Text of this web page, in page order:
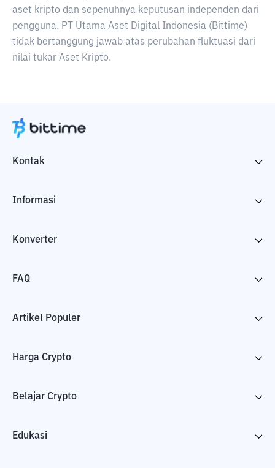
aset kripto dan sepenuhnya keputusan independen dari
pengguna. PT Utama Aset Digital Indonesia (Bittime)
tidak bertanggung jawab atas perubahan fluktuasi dari
nilai tukar Aset Kripto.
Kontak
Informasi
Konverter
FAQ
Artikel Populer
Harga Crypto
Belajar Crypto
Edukasi